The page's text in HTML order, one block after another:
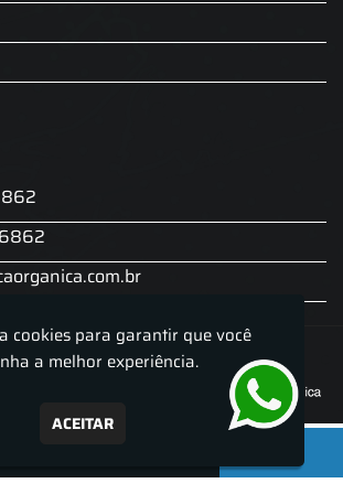
Aluguel De Chopeira
cookies para garantir que você
a melhor experiência.
ACEITAR